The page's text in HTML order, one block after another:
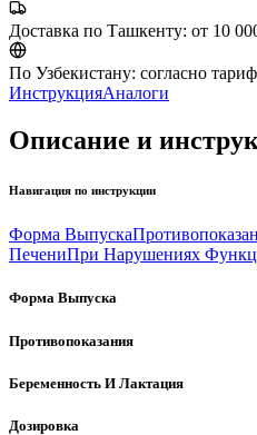
Доставка по Ташкенту: от 10
По Узбекистану: согласно
ИнструкцияАналоги
Описание и
Навигация по инструкции
Форма Выпуска
ПечениПри Нарушениях
Форма Выпуска
Противопоказания
Беременность И Лактация
Дозировка